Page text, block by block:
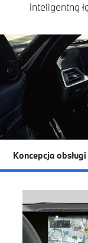
inteligentną
Koncepcja obsługi